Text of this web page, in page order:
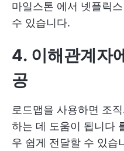
마일스톤 에서 넷플릭
수 있습니다.
4. 이해관계자
공
로드맵을 사용하면 조
하는 데 도움이 됩니다
우 쉽게 전달할 수 있습